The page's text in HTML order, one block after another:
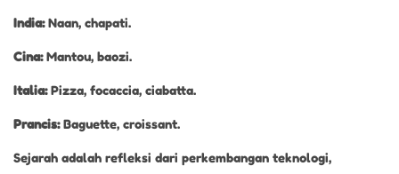
India:Naan, chapati.
Cina:Mantou, baozi.
Italia:Pizza, focaccia, ciabatta.
Prancis:Baguette, croissant.
Sejarah adalah refleksi dari perkembangan teknologi,